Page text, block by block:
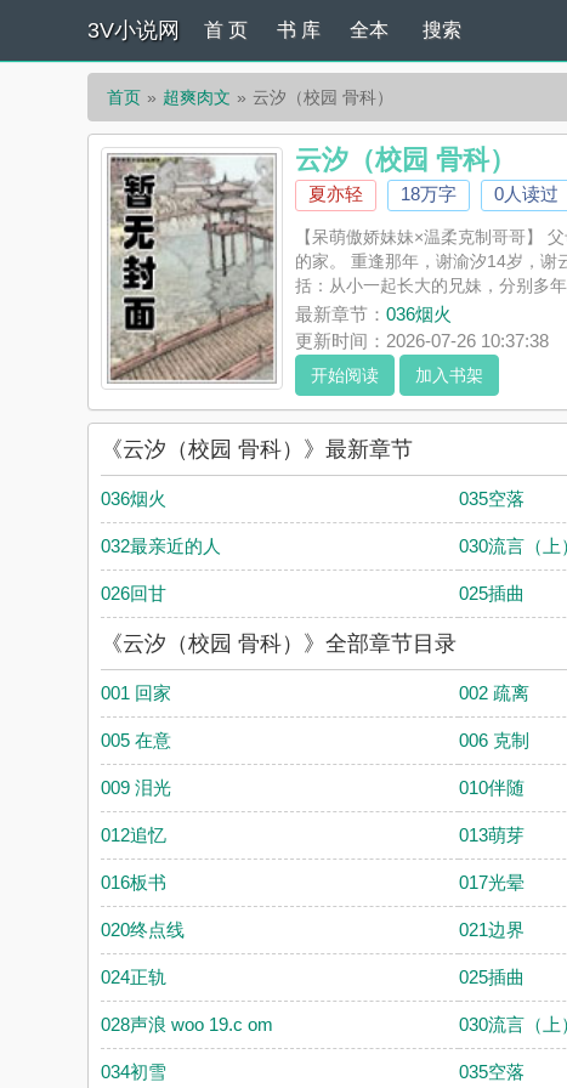
3V小说网 首 页 书 库 全本 搜索
首页 超爽肉文 云汐（校园 骨科）
云汐（校园 骨科）
夏亦轻 18万字 0人读过
【呆萌傲娇妹妹×温柔克制哥哥】
的家。 重逢那年，谢渝汐14岁，
括：从小一起长大的兄妹，分别
《云汐（校园 骨科）》是夏亦轻精
并不代表3V小说网赞同或者支持云
最新章节： 036烟火
更新时间：2026-07-26 10:37:38
开始阅读 加入书架
《云汐（校园 骨科）》最新章节
036烟火 035空落
032最亲近的人 030流言（上）
026回甘 025插曲
《云汐（校园 骨科）》全部章节目录
001 回家 002 疏离
005 在意 006 克制
009 泪光 010伴随
012追忆 013萌芽
016板书 017光晕
020终点线 021边界
024正轨 025插曲
028声浪 woo 19.c om 030流言（上）
034初雪 035空落